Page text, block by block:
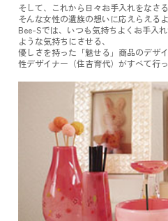
そして、これから日々お手入れをなさ
そんな女性の遺族の想いに応えらえるよ
Bee-Sでは、いつも気持ちよくお手入
ような気持ちにさせる、
優しさを持った「魅せる」商品のデザ
性デザイナー（住吉育代）がすべて行っ